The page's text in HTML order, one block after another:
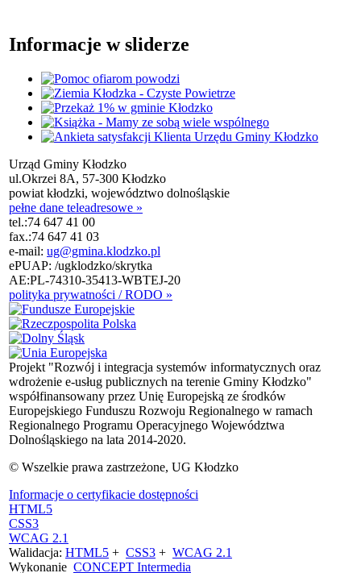
Informacje w sliderze
Urząd Gminy Kłodzko
ul.Okrzei 8A, 57-300 Kłodzko
powiat kłodzki, województwo dolnośląskie
pełne dane teleadresowe »
tel.:74 647 41 00
fax.:74 647 41 03
e-mail: ug@gmina.klodzko.pl
ePUAP: /ugklodzko/skrytka
AE:PL-74310-35413-WBTEJ-20
polityka prywatności / RODO »
Projekt "Rozwój i integracja systemów informatycznych oraz
wdrożenie e-usług publicznych na terenie Gminy Kłodzko"
współfinansowany przez Unię Europejską ze środków
Europejskiego Funduszu Rozwoju Regionalnego w ramach
Regionalnego Programu Operacyjnego Województwa
Dolnośląskiego na lata 2014-2020.
© Wszelkie prawa zastrzeżone, UG Kłodzko
Informacje o certyfikacie dostępności
HTML5
CSS3
WCAG 2.1
Walidacja: HTML5 + CSS3 + WCAG 2.1
Wykonanie CONCEPT Intermedia